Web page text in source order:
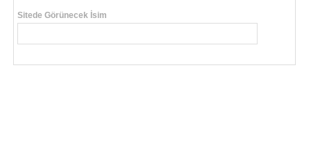
Sitede Görünecek İsim